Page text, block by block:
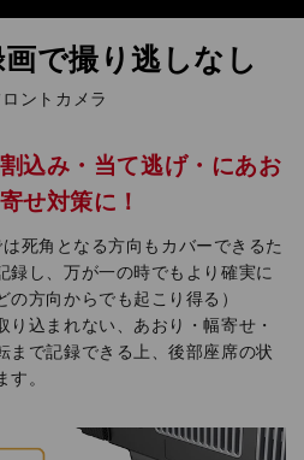
で撮り逃しなし
ロントカメラ
込み・当て逃げ・にあお
せ対策に！
死角となる方向もカバーできるた
録し、万が一の時でもより確実に
方向からでも起こり得る）
込まれない、あおり・幅寄せ・
まで記録できる上、後部座席の状
。